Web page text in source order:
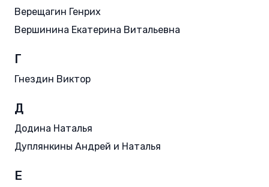
Верещагин Генрих
Вершинина Екатерина Витальевна
Г
Гнездин Виктор
Д
Додина Наталья
Дуплянкины Андрей и Наталья
Е